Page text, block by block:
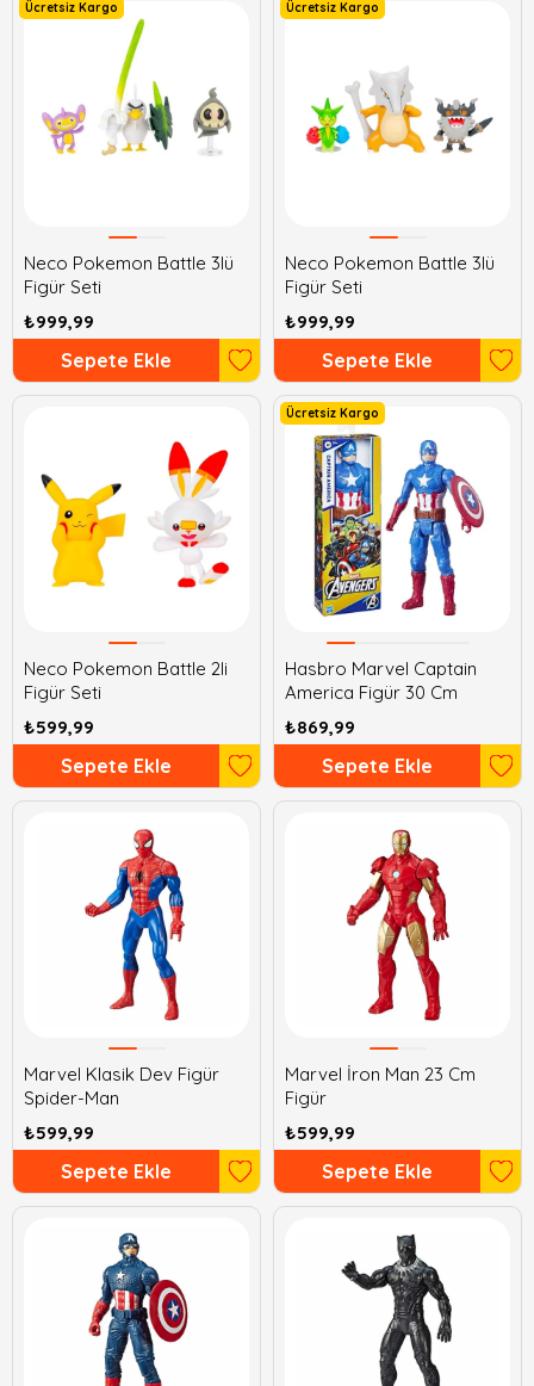
Neco Pokemon Battle 3lü
Figür Seti
₺999,99
Ücretsiz Kargo
Sepete Ekle
Neco Pokemon Battle 3lü
Figür Seti
₺999,99
Ücretsiz Kargo
Sepete Ekle
Neco Pokemon Battle 2li
Figür Seti
₺599,99
Sepete Ekle
Hasbro Marvel Captain
America Figür 30 Cm
₺869,99
Ücretsiz Kargo
Sepete Ekle
Marvel Klasik Dev Figür
Spider-Man
₺599,99
Sepete Ekle
Marvel İron Man 23 Cm
Figür
₺599,99
Sepete Ekle